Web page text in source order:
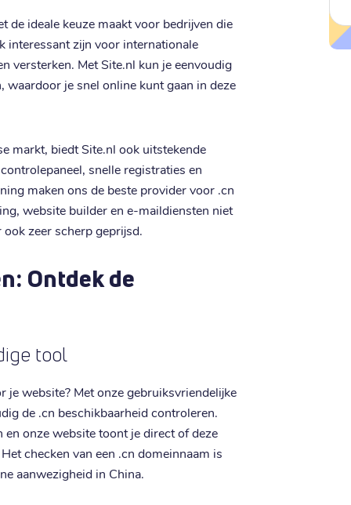
de ideale keuze maakt voor bedrijven die
interessant zijn voor internationale
versterken. Met Site.nl kun je eenvoudig
je snel online kunt gaan in deze
markt, biedt Site.nl ook uitstekende
snelle registraties en
maken ons de beste provider voor .cn
website builder en e-maildiensten niet
zeer scherp geprijsd.
Ontdek de
tool
je website? Met onze gebruiksvriendelijke
de .cn beschikbaarheid controleren.
onze website toont je direct of deze
checken van een .cn domeinnaam is
aanwezigheid in China.